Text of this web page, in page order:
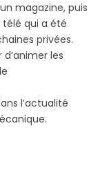
magazine, puis
télé qui a été
privées.
d’animer les
l’actualité